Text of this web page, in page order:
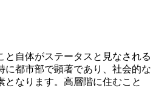
と自体がステータスと見なされる
に都市部で顕著であり、社会的な
となります。高層階に住むこと